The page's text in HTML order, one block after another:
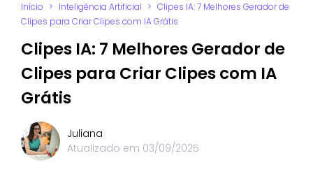
Início > Inteligência Artificial > Clipes IA: 7 Melhores Gerador de
Clipes para Criar Clipes com IA Grátis
Clipes IA: 7 Melhores Gerador de
Clipes para Criar Clipes com IA
Grátis
Juliana
Atualizado em 03/09/2025